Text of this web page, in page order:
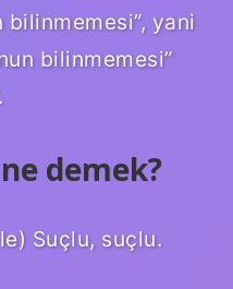
yani
bilinmemesi”
demek?
Suçlu, suçlu.